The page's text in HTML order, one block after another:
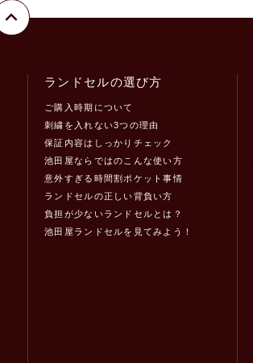
ランドセルの選び方
ご購入時期について
刺繍を入れない3つの理由
保証内容はしっかりチェック
池田屋ならではのこんな使い方
意外すぎる時間割ポケット事情
ランドセルの正しい背負い方
負担が少ないランドセルとは？
池田屋ランドセルを見てみよう！